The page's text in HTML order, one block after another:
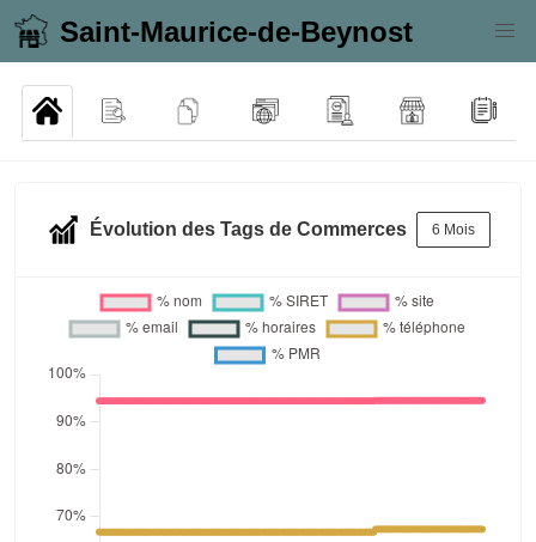
Saint-Maurice-de-Beynost
Évolution des Tags de Commerces 6 Mois